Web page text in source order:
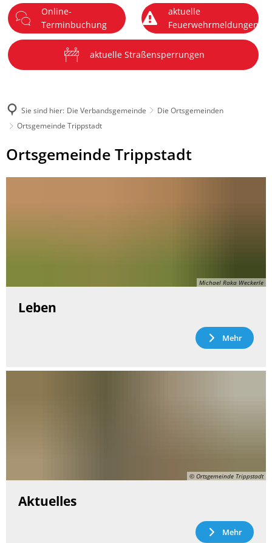
Menü
Online-
Terminbuchung
aktuelle
Feuerwehrmeldungen
aktuelle Straßensperrungen
Sie sind hier: Die Verbandsgemeinde
Die Ortsgemeinden
Ortsgemeinde Trippstadt
Ortsgemeinde
Trippstadt
Ortsgemeinde Trippstadt
Michael Raka Weckerle
Leben
Mehr
© Ortsgemeinde Trippstadt
Aktuelles
Mehr